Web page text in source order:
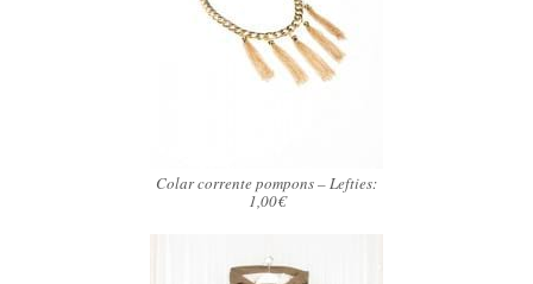
Colar corrente pompons – Lefties:
1,00€